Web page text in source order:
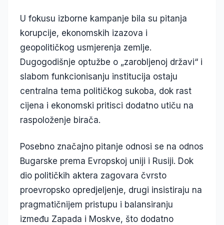
U fokusu izborne kampanje bila su pitanja
korupcije, ekonomskih izazova i
geopolitičkog usmjerenja zemlje.
Dugogodišnje optužbe o „zarobljenoj državi“ i
slabom funkcionisanju institucija ostaju
centralna tema političkog sukoba, dok rast
cijena i ekonomski pritisci dodatno utiču na
raspoloženje birača.
Posebno značajno pitanje odnosi se na odnos
Bugarske prema Evropskoj uniji i Rusiji. Dok
dio političkih aktera zagovara čvrsto
proevropsko opredjeljenje, drugi insistiraju na
pragmatičnijem pristupu i balansiranju
između Zapada i Moskve, što dodatno